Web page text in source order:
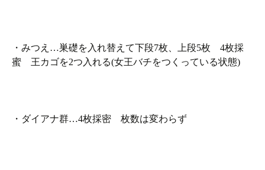
・みつえ…巣礎を入れ替えて下段7枚、上段5枚 4枚採
蜜 王カゴを2つ入れる(女王バチをつくっている状態)
・ダイアナ群…4枚採密 枚数は変わらず